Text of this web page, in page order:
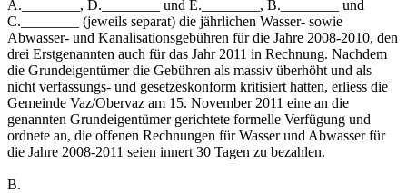
A.________, D.________ und E.________, B.________ und
C.________ (jeweils separat) die jährlichen Wasser- sowie
Abwasser- und Kanalisationsgebühren für die Jahre 2008-2010, den
drei Erstgenannten auch für das Jahr 2011 in Rechnung. Nachdem
die Grundeigentümer die Gebühren als massiv überhöht und als
nicht verfassungs- und gesetzeskonform kritisiert hatten, erliess die
Gemeinde Vaz/Obervaz am 15. November 2011 eine an die
genannten Grundeigentümer gerichtete formelle Verfügung und
ordnete an, die offenen Rechnungen für Wasser und Abwasser für
die Jahre 2008-2011 seien innert 30 Tagen zu bezahlen.
B.